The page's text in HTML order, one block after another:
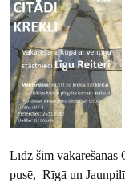
Līdz šim
pusē, Rīgā un